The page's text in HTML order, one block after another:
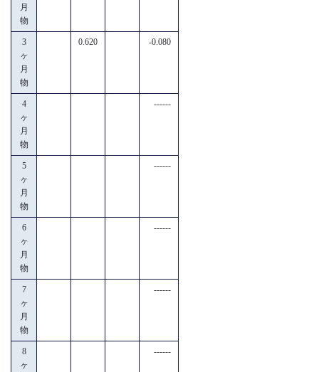
月
物
3
ヶ
月
物
0.620 -0.080
4
ヶ
月
物
------
5
ヶ
月
物
------
6
ヶ
月
物
------
7
ヶ
月
物
------
8
ヶ
------